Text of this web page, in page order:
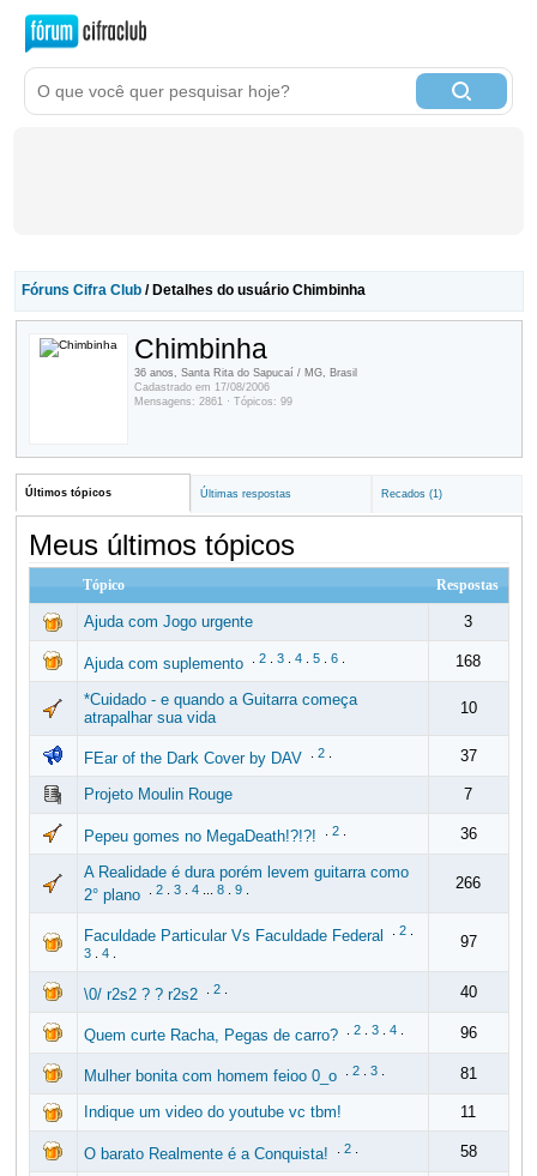
Fóruns Cifra Club/ Detalhes do usuário Chimbinha
Chimbinha
36 anos, Santa Rita do Sapucaí / MG, Brasil
Cadastrado em 17/08/2006
Mensagens: 2861 · Tópicos: 99
Últimos tópicos Últimas respostas Recados (1)
Meus últimos tópicos
Tópico Respostas
Ajuda com Jogo urgente 3
Ajuda com suplemento 2. 3. 4. 5. 6. 168
*Cuidado - e quando a Guitarra começa
atrapalhar sua vida
10
FEar of the Dark Cover by DAV 2. 37
Projeto Moulin Rouge 7
Pepeu gomes no MegaDeath!?!?! 2. 36
A Realidade é dura porém levem guitarra como
2° plano
2. 3. 4... 8. 9. 266
Faculdade Particular Vs Faculdade Federal 2.
3. 4.
97
\0/ r2s2 ? ? r2s2 2. 40
Quem curte Racha, Pegas de carro? 2. 3. 4. 96
Mulher bonita com homem feioo 0_o 2. 3. 81
Indique um video do youtube vc tbm! 11
O barato Realmente é a Conquista! 2. 58